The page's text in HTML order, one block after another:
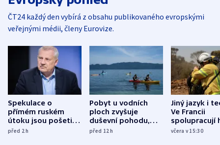
ČT24 každý den vybírá z obsahu publikovaného evropskými
veřejnými médii, členy Eurovize.
Spekulace o
přímém ruském
útoku jsou pošetilé,
míní estonský
před 2h
Pobyt u vodních
ploch zvyšuje
duševní pohodu,
ukázala
před 12h
Jiný jazyk i
Ve Francii
spolupracují
různých zemí
včera v 15:30